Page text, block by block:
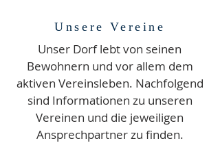
Unsere Vereine
Unser Dorf lebt von seinen
Bewohnern und vor allem dem
aktiven Vereinsleben. Nachfolgend
sind Informationen zu unseren
Vereinen und die jeweiligen
Ansprechpartner zu finden.